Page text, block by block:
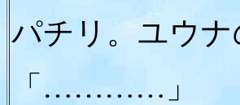
パチリ。ユウ
「…………」